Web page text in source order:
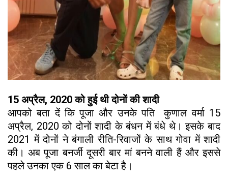
15 अप्रैल, 2020 को हुई थी दोनों की शादी
आपको बता दें कि पूजा और उनके पति कुणाल वर्मा 15
अप्रैल, 2020 को दोनों शादी के बंधन में बंधे थे। इसके बाद
2021 में दोनों ने बंगाली रीति-रिवाजों के साथ गोवा में शादी
की। अब पूजा बनर्जी दूसरी बार मां बनने वाली हैं और इससे
पहले उनका एक 6 साल का बेटा है।